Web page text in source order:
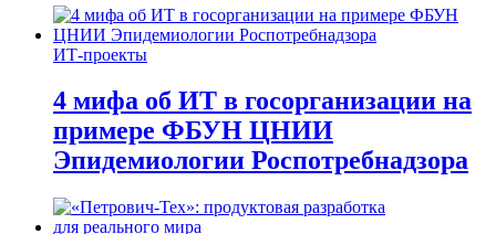
ИТ-проекты
4 мифа об ИТ в госорганизации на
примере ФБУН ЦНИИ
Эпидемиологии Роспотребнадзора